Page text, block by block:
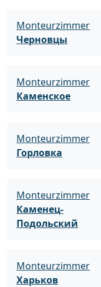
Monteurzimmer
Черновцы
Monteurzimmer
Каменское
Monteurzimmer
Горловка
Monteurzimmer
Каменец-
Подольский
Monteurzimmer
Харьков